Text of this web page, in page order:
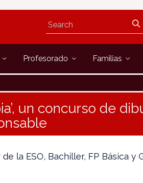
Profesorado Familias
un concurso de
la ESO, Bachiller, FP Básica y